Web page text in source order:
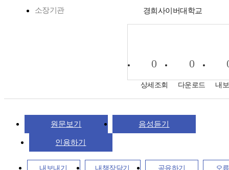
소장기관 경희사이버대학교
0
상세조회
0
다운로드 내
원문보기 음성듣기
인용하기
내보내기 내책장담기 공유하기 오